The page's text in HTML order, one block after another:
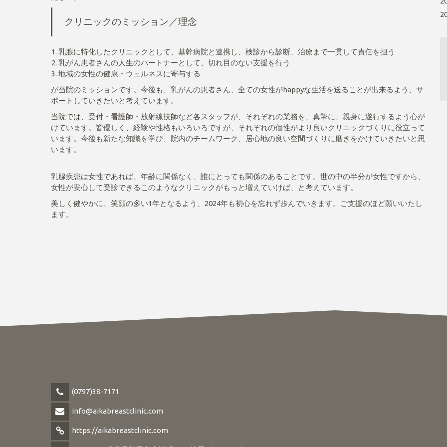
クリニックのミッション／理念
乳腺に特化したクリニックとして、基幹病院と連携し、検診から診断、治療まで一貫して責任を担う
乳がん患者さんの人生のパートナーとして、切れ目のない支援を行う
地域の女性の健康・ウェルネスに寄与する
が当院のミッションです。今後も、乳がんの患者さん、全ての女性がhappyな生活を送ることが出来るよう、サ
ポートしていきたいと考えています。
当院では、受付・看護師・放射線技師など各スタッフが、それぞれの業務を、真摯に、親身に遂行するよう心が
けています。皆優しく、経験や性格もいろいろですが、それぞれの個性がより良いクリニックづくりに役立って
います。今後も新たな知識を学び、院内のチームワーク、居心地の良い空間づくりに磨きをかけていきたいと思
います。
乳腺疾患は女性であれば、年齢に関係なく、誰にとっても関係のあることです。世の中の半分が女性ですから、
女性が安心して受診できるこのようなクリニックがもっと増えていけば、と考えています。
美しく健やかに、笑顔の多い1年となるよう、2024年も初心を忘れず歩んでいきます。ご支援のほど願いいたし
ます。
(0797)38-7171
info@aikabreastclinic.com
https://aikabreastclinic.com